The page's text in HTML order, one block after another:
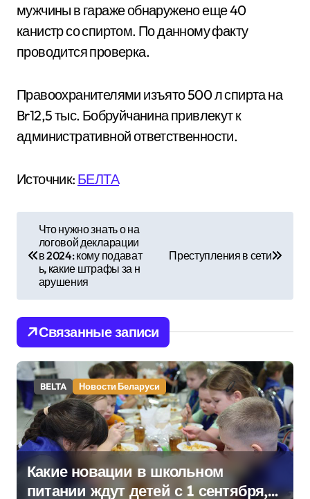
мужчины в гараже обнаружено еще 40
канистр со спиртом. По данному факту
проводится проверка.
Правоохранителями изъято 500 л спирта на
Br12,5 тыс. Бобруйчанина привлекут к
административной ответственности.
Источник: БЕЛТА
и
г
а
ц
и
я
п
Что нужно знать о на
логовой декларации
в 2024: кому подават
ь, какие штрафы за н
арушения
Преступления в сети
Связанные записи
BELTA Новости Беларуси
Какие новации в школьном
питании ждут детей с 1 сентября,